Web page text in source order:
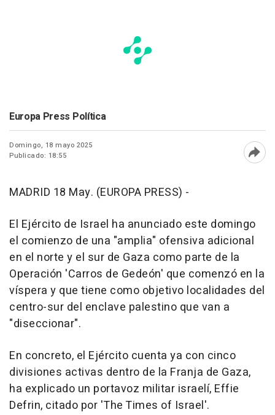
Europa Press Política
Domingo, 18 mayo 2025
Publicado: 18:55
MADRID 18 May. (EUROPA PRESS) -
El Ejército de Israel ha anunciado este domingo
el comienzo de una "amplia" ofensiva adicional
en el norte y el sur de Gaza como parte de la
Operación 'Carros de Gedeón' que comenzó en la
víspera y que tiene como objetivo localidades del
centro-sur del enclave palestino que van a
"diseccionar".
En concreto, el Ejército cuenta ya con cinco
divisiones activas dentro de la Franja de Gaza,
ha explicado un portavoz militar israelí, Effie
Defrin, citado por 'The Times of Israel'.